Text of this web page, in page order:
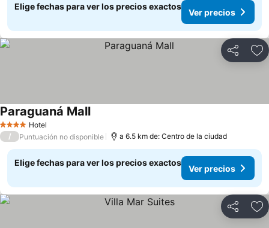
Elige fechas para ver los precios exactos
Ver precios
Compartir
4 EstrellasHotel
Paraguaná MallVer precios
/ Puntuación no disponible a 6.5 km de: Centro de la ciudad
Elige fechas para ver los precios exactos
Ver precios
Compartir